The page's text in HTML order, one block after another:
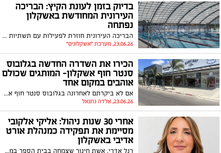
בדיוק בזמן לעונת הקיץ: הבריכה
העירונית המחודשת באשקלון
נפתחה
הבריכה העירונית חוזרת לפעילות עם תשתיות חדשות, סביבת בילוי משודרגת וחוויית רחצה משופרת לתושבות ולתושבים
23.06.26, מערכת "אשקלונים"
הכירו את השדרה החדשה בגלובוס
סנטר חוף אשקלון- המותגים שכולם
אוהבים במקום אחד
אם לא ביקרתם לאחרונה בגלובוס סנטר חוף אשקלון, זה הזמן לגלות את מה שכולם כבר מדברים עליו, השדרה החדשה והמעוצבת של המתחם, שמביאה איתה חוויית קניות ובילוי חדשה, עדכנית ומלאת סטייל.
23.06.26, אלדה נתנאל
אחרי 30 שנות ניהול: אליקי אלקובי
מסיימת את תפקידה כמנהלת אורט
אדיבי באשקלון
רנל אדרי, אשת חינוך שצמחה בבית הספר במשך 23 שנים, נבחרה להחליפה ולהוביל את בית הספר בשנים הבאות